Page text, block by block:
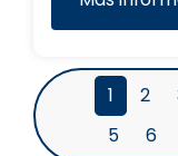
1 2
5
6